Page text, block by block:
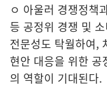
ㅇ 아울러 경쟁정책
등 공정위 경쟁 및
전문성도 탁월하여,
현안 대응을 위한 공
의 역할이 기대된다.